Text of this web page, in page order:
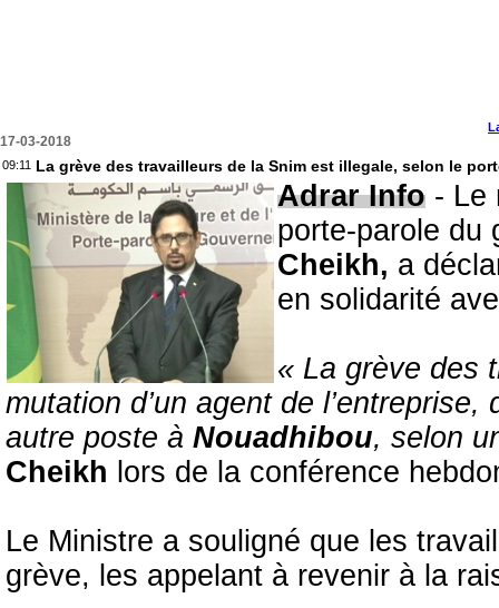
17-03-2018
09:11 La grève des travailleurs de la Snim est illegale, selon le
Adrar Info - Le
porte-parole du
Cheikh, a
en solidarité
« La grève des
mutation d’un agent de
autre poste à Nouadhibou, selon
Cheikh lors de la conférence
Le Ministre a souligné que les
grève, les appelant à revenir à la